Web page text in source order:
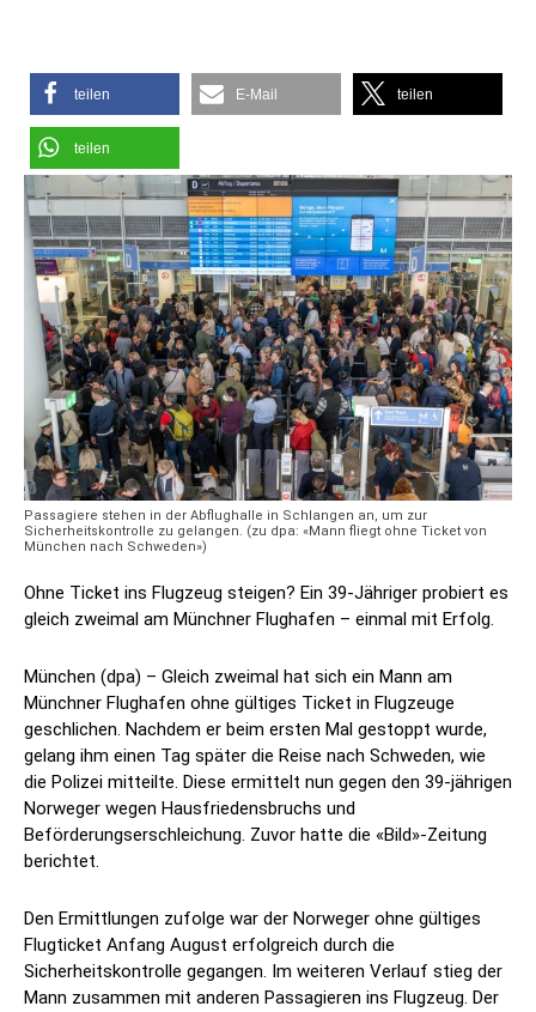
teilen E-Mail teilen
teilen
Passagiere stehen in der Abflughalle in Schlangen an, um zur
Sicherheitskontrolle zu gelangen. (zu dpa: «Mann fliegt ohne Ticket von
München nach Schweden»)
Ohne Ticket ins Flugzeug steigen? Ein 39-Jähriger probiert es
gleich zweimal am Münchner Flughafen – einmal mit Erfolg.
München (dpa) – Gleich zweimal hat sich ein Mann am
Münchner Flughafen ohne gültiges Ticket in Flugzeuge
geschlichen. Nachdem er beim ersten Mal gestoppt wurde,
gelang ihm einen Tag später die Reise nach Schweden, wie
die Polizei mitteilte. Diese ermittelt nun gegen den 39-jährigen
Norweger wegen Hausfriedensbruchs und
Beförderungserschleichung. Zuvor hatte die «Bild»-Zeitung
berichtet.
Den Ermittlungen zufolge war der Norweger ohne gültiges
Flugticket Anfang August erfolgreich durch die
Sicherheitskontrolle gegangen. Im weiteren Verlauf stieg der
Mann zusammen mit anderen Passagieren ins Flugzeug. Der